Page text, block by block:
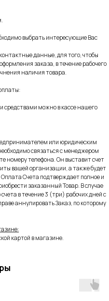
выбрать интересующие Вас
данные, для того, чтобы
заказа, в течение рабочего
наличия товара.
можно в кассе нашего
или юридическим
связаться с менеджером
номеру телефона. Он выставит счет
вашей организации, а также будет
Счета подтверждает полное и
заказанный Товар. В случае
в течение 3 (три) рабочих дней с
аннулировать Заказ, по которому
картой в магазине.